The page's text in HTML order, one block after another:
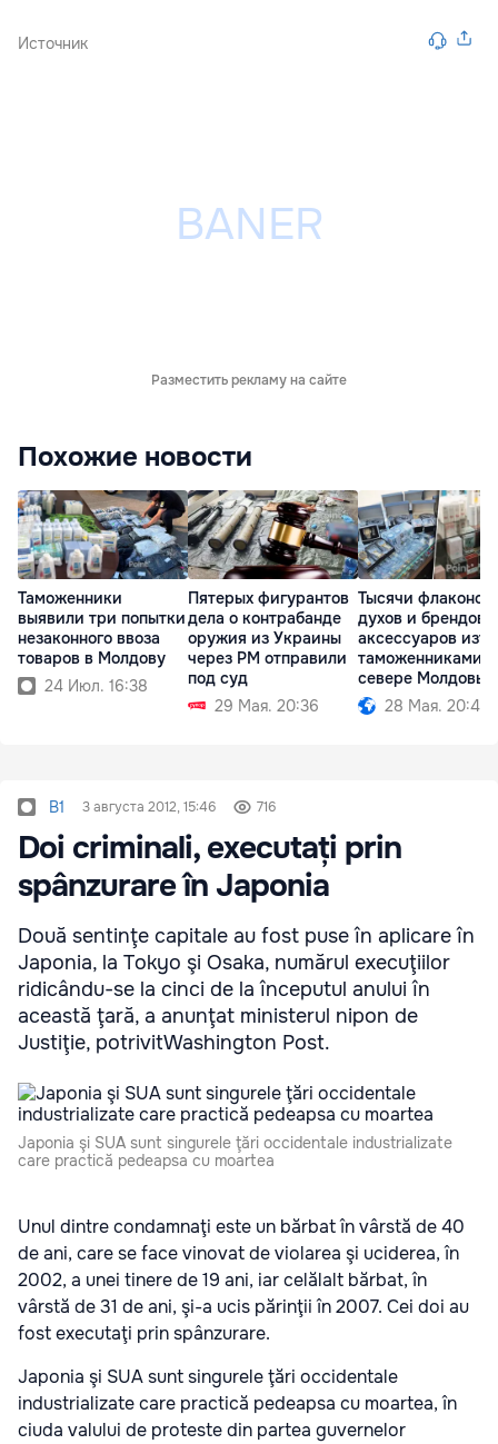
Источник
Разместить рекламу на сайте
Похожие новости
Таможенники
выявили три попытки
незаконного ввоза
товаров в Молдову
24 Июл. 16:38
Пятерых фигурантов
дела о контрабанде
оружия из Украины
через РМ отправили
под суд
29 Мая. 20:36
Тысячи флаконов
духов и
аксессуаров
таможенниками
севере Молдовы
28 Мая. 20:45
B1 3 августа 2012, 15:46 716
Doi criminali, executați prin
spânzurare în Japonia
Două sentinţe capitale au fost puse în aplicare în
Japonia, la Tokyo şi Osaka, numărul execuţiilor
ridicându-se la cinci de la începutul anului în
această ţară, a anunţat ministerul nipon de
Justiţie, potrivitWashington Post.
Japonia şi SUA sunt singurele ţări occidentale industrializate
care practică pedeapsa cu moartea
Unul dintre condamnaţi este un bărbat în vârstă de 40
de ani, care se face vinovat de violarea şi uciderea, în
2002, a unei tinere de 19 ani, iar celălalt bărbat, în
vârstă de 31 de ani, şi-a ucis părinţii în 2007. Cei doi au
fost executaţi prin spânzurare.
Japonia şi SUA sunt singurele ţări occidentale
industrializate care practică pedeapsa cu moartea, în
ciuda valului de proteste din partea guvernelor